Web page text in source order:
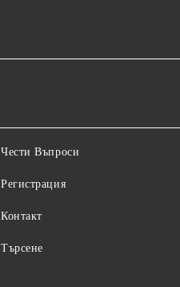
Чести Въпроси
Регистрация
Контакт
Търсене